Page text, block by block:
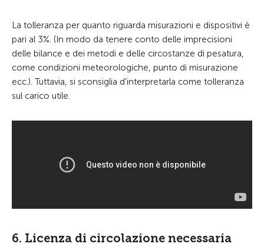
La tolleranza per quanto riguarda misurazioni e dispositivi è
pari al 3%. (In modo da tenere conto delle imprecisioni
delle bilance e dei metodi e delle circostanze di pesatura,
come condizioni meteorologiche, punto di misurazione
ecc.). Tuttavia, si sconsiglia d'interpretarla come tolleranza
sul carico utile.
6. Licenza di circolazione necessaria